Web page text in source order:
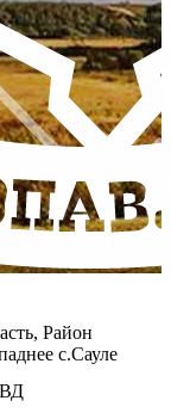
Район
с.Сауле
ВД